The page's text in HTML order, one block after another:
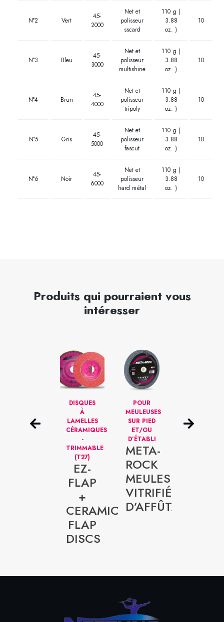
N°2 Vert
45-
2000
Net et
polisseur
sscard
110 g (
3.88
oz. )
10
N°3 Bleu
45-
3000
Net et
polisseur
multishine
110 g (
3.88
oz. )
10
N°4 Brun
45-
4000
Net et
polisseur
tripoly
110 g (
3.88
oz. )
10
N°5 Gris
45-
5000
Net et
polisseur
fascut
110 g (
3.88
oz. )
10
N°6 Noir
45-
6000
Net et
polisseur
hard métal
110 g (
3.88
oz. )
10
Produits qui pourraient vous
intéresser
POLISSAGE
SUR TIGE
DISQUES
À
LAMELLES
CÉRAMIQUES
-
TRIMMABLE
(T27)
EZ-
FLAP
+
CERAMIC
FLAP
DISCS
POUR
MEULEUSES
SUR PIED
ET/OU
D’ÉTABLI
META-
ROCK
MEULES
VITRIFIÉES
D’AFFÛTAGE
FINITION–
AUTO-